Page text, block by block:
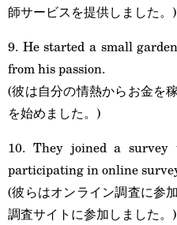
師サービスを提供しました。)
9. He started a small
from his passion.
(彼は自分の情熱からお金を
を始めました。)
10. They joined a survey
participating in online
(彼らはオンライン調査に参
調査サイトに参加しました。)